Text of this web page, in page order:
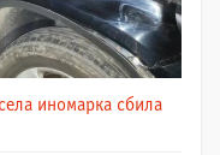
иномарка сбила